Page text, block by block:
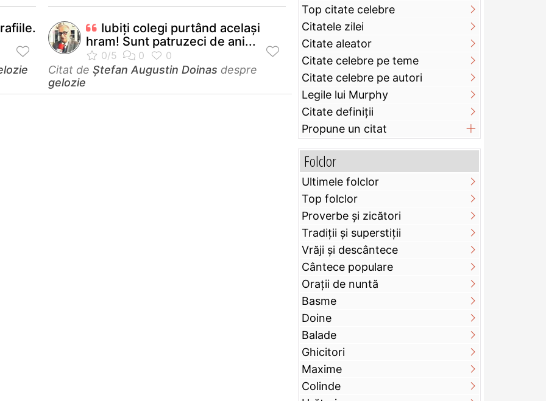
Iubiţi colegi purtând acelaşi
hram! Sunt patruzeci de ani...
Citat de Ștefan Augustin Doinas despre
gelozie
Top citate celebre
Citatele zilei
Citate aleator
Citate celebre pe teme
Citate celebre pe autori
Legile lui Murphy
Citate definiţii
Propune un citat
Folclor
Ultimele folclor
Top folclor
Proverbe și zicători
Tradiții și superstiții
Vrăji și descântece
Cântece populare
Orații de nuntă
Basme
Doine
Balade
Ghicitori
Maxime
Colinde